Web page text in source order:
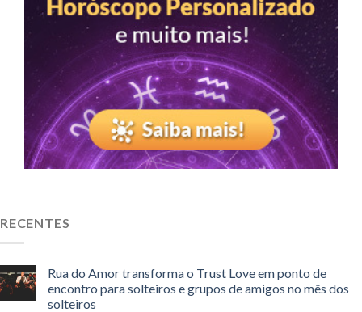
RECENTES
Rua do Amor transforma o Trust Love em ponto de
encontro para solteiros e grupos de amigos no mês dos
solteiros